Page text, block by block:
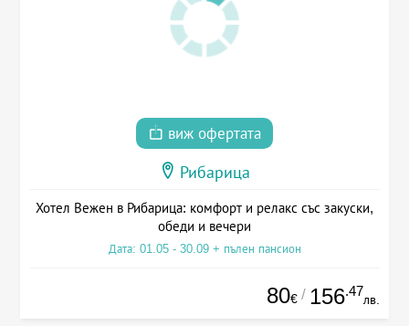
виж офертата
Рибарица
Хотел Вежен в Рибарица: комфорт и релакс със закуски,
обеди и вечери
Дата: 01.05 - 30.09 + пълен пансион
80€ / 156.47
лв.